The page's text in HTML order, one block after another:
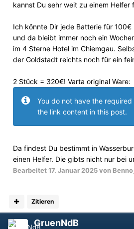
kannst Du sehr weit zu einem Helfer
Ich könnte Dir jede Batterie für 100€
und da bleibt immer noch ein
im 4 Sterne Hotel im Chiemgau.
der Goldstadt reichts noch für ein
2 Stück = 320€! Varta original Ware:
You do not have the
the link content in this post.
Da findest Du bestimmt in
einen Helfer. Die gibts nicht nur bei
Bearbeitet17. Januar 2025von
Zitieren
GruenNdB